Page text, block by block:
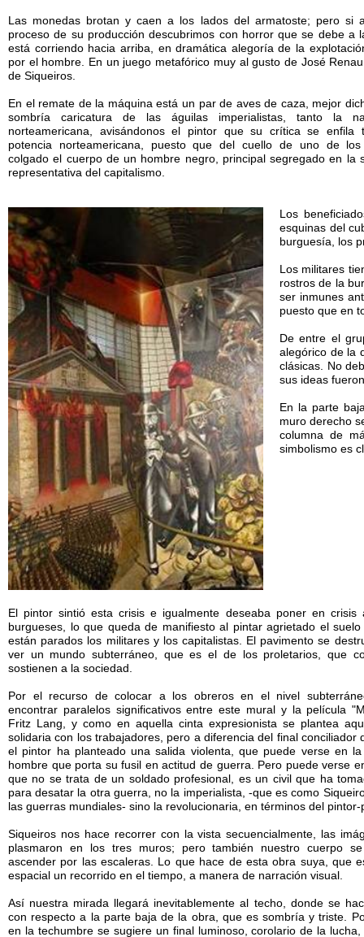
Las monedas brotan y caen a los lados del armatoste; pero si
proceso de su producción descubrimos con horror que se debe a
está corriendo hacia arriba, en dramática alegoría de la
por el hombre. En un juego metafórico muy al gusto de José
de Siqueiros.
En el remate de la máquina está un par de aves de caza, mejor
sombría caricatura de las águilas imperialistas, tanto la
norteamericana, avisándonos el pintor que su crítica se enfila
potencia norteamericana, puesto que del cuello de uno de
colgado el cuerpo de un hombre negro, principal segregado en la
representativa del capitalismo.
Los
esquinas del
burguesía, los
Los militares
rostros de la
ser inmunes
puesto que en
De entre el
alegórico de la
clásicas. No
sus ideas
En la parte
muro derecho
columna de
simbolismo es
El pintor sintió esta crisis e igualmente deseaba poner en crisis
burgueses, lo que queda de manifiesto al pintar agrietado el
están parados los militares y los capitalistas. El pavimento se
ver un mundo subterráneo, que es el de los proletarios, que
sostienen a la sociedad.
Por el recurso de colocar a los obreros en el nivel
encontrar paralelos significativos entre este mural y la película
Fritz Lang, y como en aquella cinta expresionista se plantea
solidaria con los trabajadores, pero a diferencia del final conciliador
el pintor ha planteado una salida violenta, que puede verse en
hombre que porta su fusil en actitud de guerra. Pero puede verse
que no se trata de un soldado profesional, es un civil que ha
para desatar la otra guerra, no la imperialista, -que es como
las guerras mundiales- sino la revolucionaria, en términos del pintor-
Siqueiros nos hace recorrer con la vista secuencialmente, las
plasmaron en los tres muros; pero también nuestro cuerpo
ascender por las escaleras. Lo que hace de esta obra suya, que
espacial un recorrido en el tiempo, a manera de narración visual.
Así nuestra mirada llegará inevitablemente al techo, donde se
con respecto a la parte baja de la obra, que es sombría y triste.
en la techumbre se sugiere un final luminoso, corolario de la